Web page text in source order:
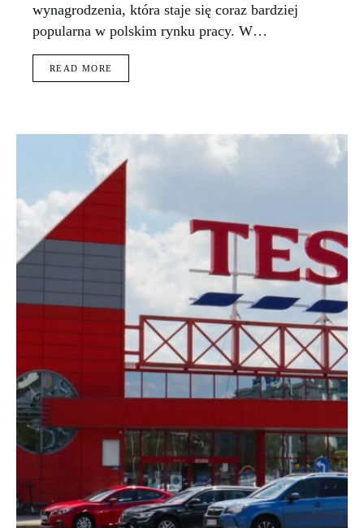
wynagrodzenia, która staje się coraz bardziej
popularna w polskim rynku pracy. W…
READ MORE